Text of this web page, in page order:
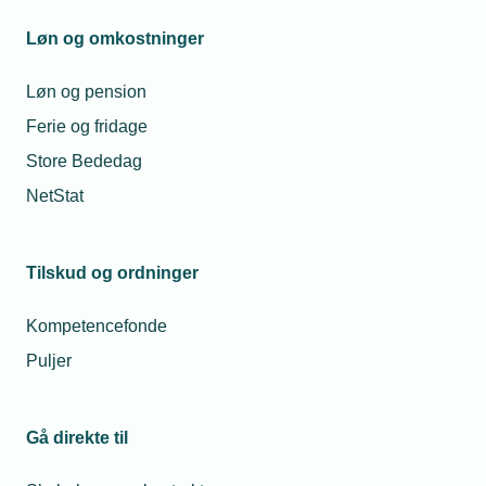
Løn og omkostninger
Løn og pension
Ferie og fridage
Store Bededag
NetStat
Tilskud og ordninger
Kompetencefonde
Puljer
Gå direkte til
Anbefalingerne fra NFA er korte og klare:
Højst tre nattevagter i træk
Højst 9 timer ad gangen
Mindst 11 timer mellem to vagter
At gravide normalt arbejder maksimalt 1
- Det er vigtigt, at alle virksomheder med natarbejde
drøftet, om arbejdet er tilrettelagt på en sådan
anbefalinger. Gør virksomheden det, så anvendes